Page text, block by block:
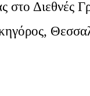
στο Διεθνές